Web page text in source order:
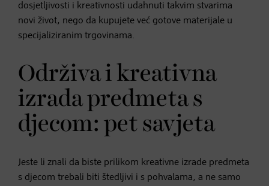
dosjetljivosti i kreativnosti udahnuti takvim stvarima
novi život, nego da kupujete već gotove materijale u
specijaliziranim trgovinama.
Održiva i kreativna
izrada predmeta s
djecom: pet savjeta
Jeste li znali da biste prilikom kreativne izrade predmeta
s djecom trebali biti štedljivi i s pohvalama, a ne samo